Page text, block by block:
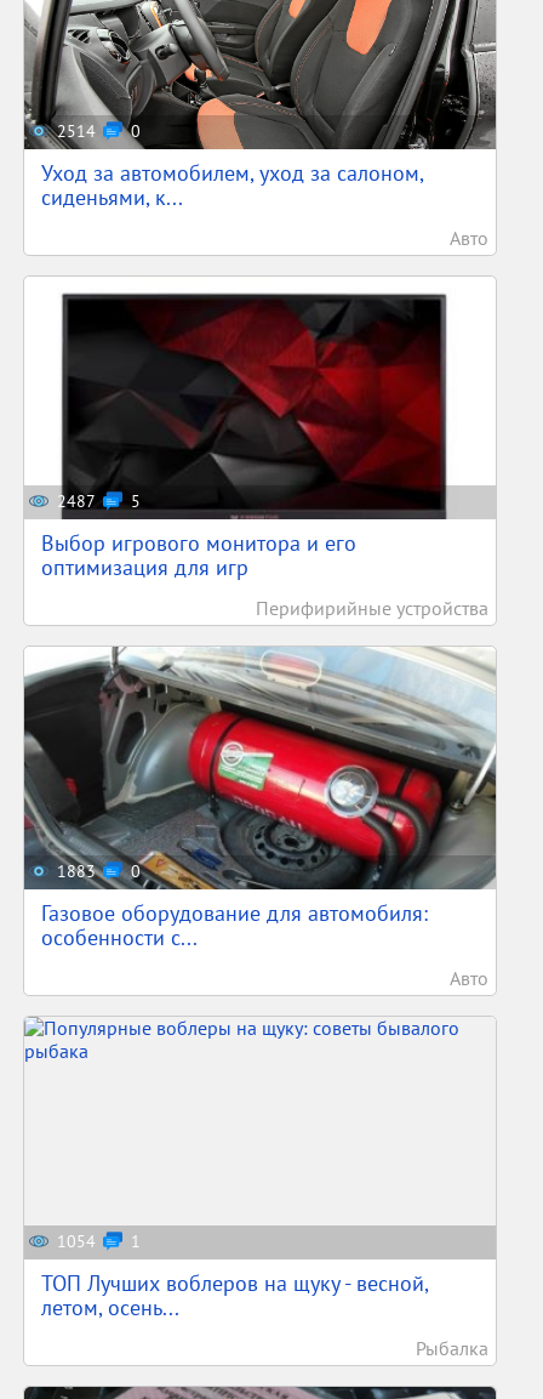
2514 0
Уход за автомобилем, уход за салоном,
сиденьями, к...
Авто
2487 5
Выбор игрового монитора и его
оптимизация для игр
Перифирийные устройства
1883 0
Газовое оборудование для автомобиля:
особенности с...
Авто
1054 1
ТОП Лучших воблеров на щуку - весной,
летом, осень...
Рыбалка